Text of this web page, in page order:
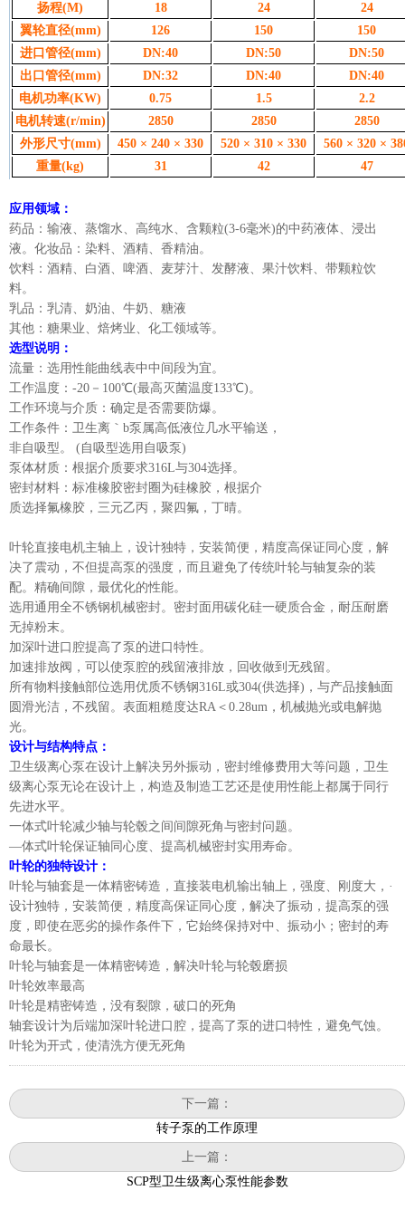
扬程(M) 18 24
24
翼轮直径(mm) 126 150
150
进口管径(mm) DN:40 DN:50
DN:50
出口管径(mm) DN:32 DN:40
DN:40
电机功率(KW) 0.75 1.5
2.2
电机转速(r/min) 2850 2850
2850
外形尺寸(mm) 450 × 240 × 330 520 × 310 × 330
560 × 320 ×
重量(kg) 31 42 47
应用领域：
药品：输液、蒸馏水、高纯水、含颗粒(3-6毫米)的中药液体、浸出
液。化妆品：染料、酒精、香精油。
饮料：酒精、白酒、啤酒、麦芽汁、发酵液、果汁饮料、带颗粒饮
料。
乳品：乳清、奶油、牛奶、糖液
其他：糖果业、焙烤业、化工领域等。
选型说明：
流量：选用性能曲线表中中间段为宜。
工作温度：-20－100℃(最高灭菌温度133℃)。
工作环境与介质：确定是否需要防爆。
工作条件：卫生离｀b泵属高低液位几水平输送，
非自吸型。 (自吸型选用自吸泵)
泵体材质：根据介质要求316L与304选择。
密封材料：标准橡胶密封圈为硅橡胶，根据介
质选择氟橡胶，三元乙丙，聚四氟，丁晴。
叶轮直接电机主轴上，设计独特，安装简便，精度高保证同心度，解
决了震动，不但提高泵的强度，而且避免了传统叶轮与轴复杂的装
配。精确间隙，最优化的性能。
选用通用全不锈钢机械密封。密封面用碳化硅一硬质合金，耐压耐磨
无掉粉末。
加深叶进口腔提高了泵的进口特性。
加速排放阀，可以使泵腔的残留液排放，回收做到无残留。
所有物料接触部位选用优质不锈钢316L或304(供选择)，与产品接触面
圆滑光洁，不残留。表面粗糙度达RA＜0.28um，机械抛光或电解抛
光。
设计与结构特点：
卫生级离心泵在设计上解决另外振动，密封维修费用大等问题，卫生
级离心泵无论在设计上，构造及制造工艺还是使用性能上都属于同行
先进水平。
一体式叶轮减少轴与轮毂之间间隙死角与密封问题。
—体式叶轮保证轴同心度、提高机械密封实用寿命。
叶轮的独特设计：
叶轮与轴套是一体精密铸造，直接装电机输出轴上，强度、刚度大，·
设计独特，安装简便，精度高保证同心度，解决了振动，提高泵的强
度，即使在恶劣的操作条件下，它始终保持对中、振动小；密封的寿
命最长。
叶轮与轴套是一体精密铸造，解决叶轮与轮毂磨损
叶轮效率最高
叶轮是精密铸造，没有裂隙，破口的死角
轴套设计为后端加深叶轮进口腔，提高了泵的进口特性，避免气蚀。
叶轮为开式，使清洗方便无死角
下一篇：
转子泵的工作原理
上一篇：
SCP型卫生级离心泵性能参数